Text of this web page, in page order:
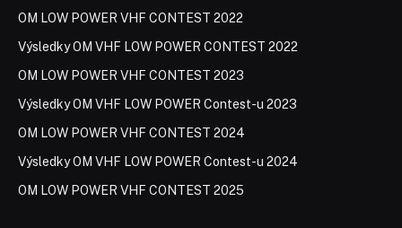
OM LOW POWER VHF CONTEST 2022
Výsledky OM VHF LOW POWER CONTEST 2022
OM LOW POWER VHF CONTEST 2023
Výsledky OM VHF LOW POWER Contest-u 2023
OM LOW POWER VHF CONTEST 2024
Výsledky OM VHF LOW POWER Contest-u 2024
OM LOW POWER VHF CONTEST 2025